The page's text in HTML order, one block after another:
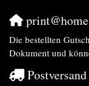
print@home
Die bestellten
Dokument und
Postversand